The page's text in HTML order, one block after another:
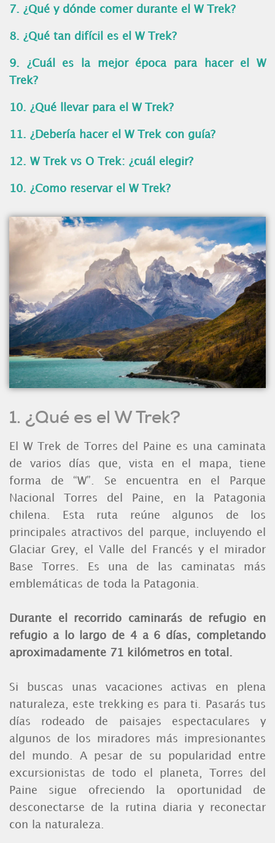
7. ¿Qué y dónde comer durante el W Trek?
8. ¿Qué tan difícil es el W Trek?
9. ¿Cuál es la mejor época para hacer el W
Trek?
10. ¿Qué llevar para el W Trek?
11. ¿ Debería hacer el W Trek con guía?
12. W Trek vs O Trek: ¿cuál elegir?
10. ¿Como reservar el W Trek?
1. ¿Qué es el W Trek?
El W Trek de Torres del Paine es una caminata
de varios días que, vista en el mapa, tiene
forma de “W”. Se encuentra en el Parque
Nacional Torres del Paine, en la Patagonia
chilena. Esta ruta reúne algunos de los
principales atractivos del parque, incluyendo el
Glaciar Grey, el Valle del Francés y el mirador
Base Torres. Es una de las caminatas más
emblemáticas de toda la Patagonia.
Durante el recorrido caminarás de refugio en
refugio a lo largo de 4 a 6 días, completando
aproximadamente 71 kilómetros en total.
Si buscas unas vacaciones activas en plena
naturaleza, este trekking es para ti. Pasarás tus
días rodeado de paisajes espectaculares y
algunos de los miradores más impresionantes
del mundo. A pesar de su popularidad entre
excursionistas de todo el planeta, Torres del
Paine sigue ofreciendo la oportunidad de
desconectarse de la rutina diaria y reconectar
con la naturaleza.